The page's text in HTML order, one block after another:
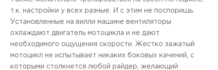
т.к. настройки у всех разные. И с этим не поспоришь.
Установленные на вилли машине вентиляторы
охлаждают двигатель мотоцикла и не дают
необходимого ощущения скорости. Жестко зажатый
мотоцикл не испытывает никаких боковых качений, с
которыми столкнется любой райдер, желающий